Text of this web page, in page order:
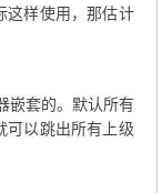
这样使用，那估计
嵌套的。默认所有
可以跳出所有上级